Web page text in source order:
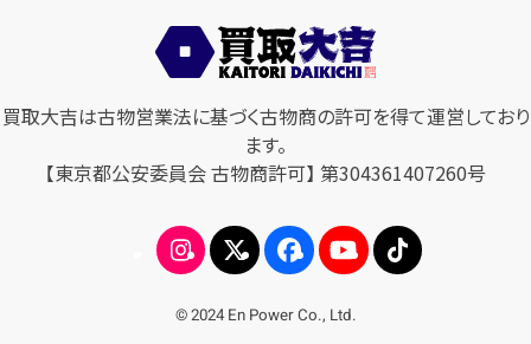
買取大吉は古物営業法に基づく古物商の許可を得て運営しており
ます。
【東京都公安委員会 古物商許可】 第304361407260号
© 2024 En Power Co., Ltd.